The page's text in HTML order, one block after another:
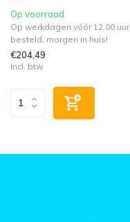
Op voorraad
Op werkdagen vóór 12.00 uur
besteld, morgen in huis!
€204,49
Incl. btw